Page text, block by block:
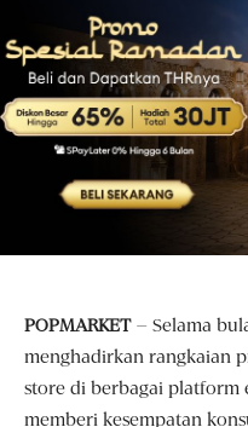
POPMARKET– Selama
menghadirkan rangkaian
store di berbagai platform
memberi kesempatan